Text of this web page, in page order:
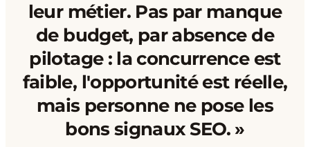
leur métier. Pas par manque
de budget, par absence de
pilotage : la concurrence est
faible, l'opportunité est réelle,
mais personne ne pose les
bons signaux SEO. »